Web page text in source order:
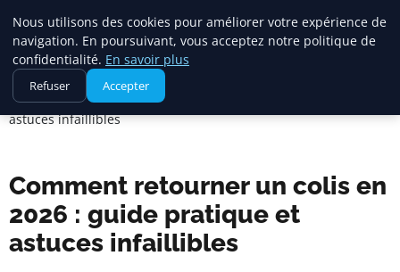
Maadi Gazette
Accueil
Comment retourner un colis en 2026 : guide pratique et
astuces infaillibles
Comment retourner un colis en
2026 : guide pratique et
astuces infaillibles
Nous utilisons des cookies pour améliorer votre expérience de
navigation. En poursuivant, vous acceptez notre politique de
confidentialité. En savoir plus
Refuser Accepter